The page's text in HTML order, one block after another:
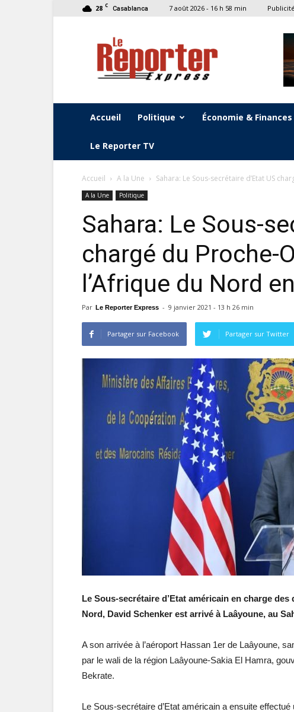
28 C Casablanca 7 août 2026 - 16 h 58 min Publicité
Le
Reporter
Express
Accueil Politique Économie & Finances
Le Reporter TV
Accueil A la Une Sahara: Le Sous-secrétaire d’Etat US
A la Une Politique
Sahara: Le Sous-
chargé du Proche-
l’Afrique du Nord
Par Le Reporter Express - 9 janvier 2021 - 13 h 26 min
Partager sur Facebook Partager sur Twitter
Le Sous-secrétaire d’Etat américain en charge
Nord, David Schenker est arrivé à Laâyoune, au
A son arrivée à l’aéroport Hassan 1er de Laâyoune,
par le wali de la région Laâyoune-Sakia El Hamra,
Bekrate.
Le Sous-secrétaire d’Etat américain a ensuite